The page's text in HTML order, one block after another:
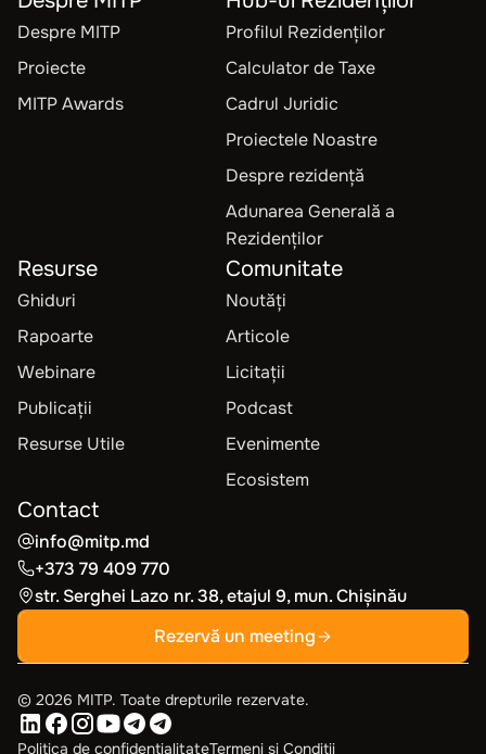
Despre MITP
Proiecte
MITP Awards
Profilul Rezidenților
Calculator de Taxe
Cadrul Juridic
Proiectele Noastre
Despre rezidență
Adunarea Generală a
Rezidenților
Resurse
Ghiduri
Rapoarte
Webinare
Publicații
Resurse Utile
Comunitate
Noutăți
Articole
Licitații
Podcast
Evenimente
Ecosistem
Contact
info@mitp.md
+373 79 409 770
str. Serghei Lazo nr. 38, etajul 9, mun. Chișinău
Rezervă un meeting
© 2026 MITP. Toate drepturile rezervate.
Politica de confidențialitateTermeni și Condiții